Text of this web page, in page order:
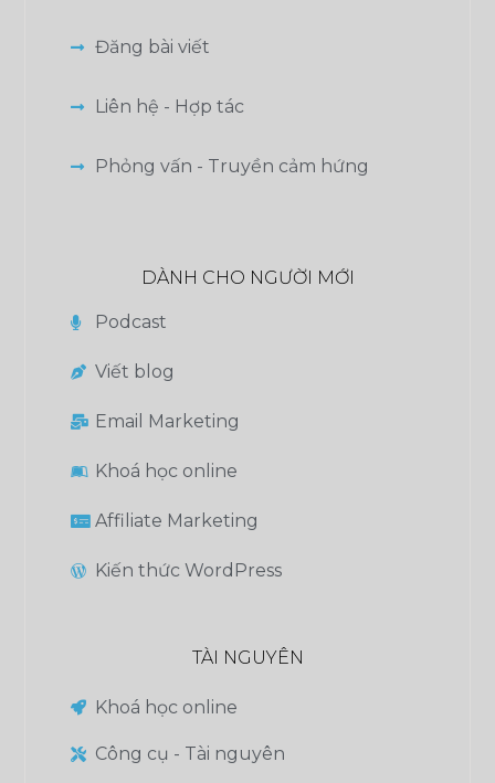
Đăng bài viết
Liên hệ - Hợp tác
Phỏng vấn - Truyền cảm hứng
DÀNH CHO NGƯỜI MỚI
Podcast
Viết blog
Email Marketing
Khoá học online
Affiliate Marketing
Kiến thức WordPress
TÀI NGUYÊN
Khoá học online
Công cụ - Tài nguyên